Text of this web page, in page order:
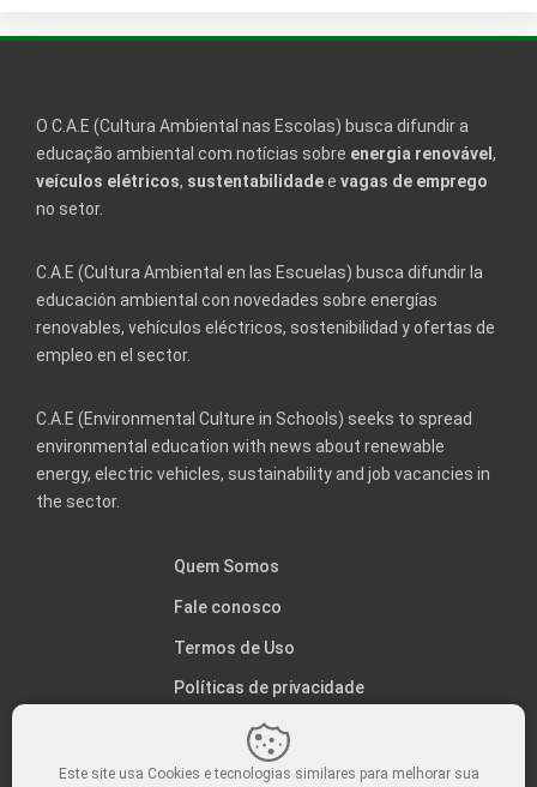
O C.A.E (Cultura Ambiental nas Escolas) busca difundir a
educação ambiental com notícias sobre energia renovável ,
veículos elétricos, sustentabilidadee vagas de emprego
no setor.
C.A.E (Cultura Ambiental en las Escuelas) busca difundir la
educación ambiental con novedades sobre energías
renovables, vehículos eléctricos, sostenibilidad y ofertas de
empleo en el sector.
C.A.E (Environmental Culture in Schools) seeks to spread
environmental education with news about renewable
energy, electric vehicles, sustainability and job vacancies in
the sector.
Quem Somos
Fale conosco
Termos de Uso
Políticas de privacidade
Este site usa Cookies e tecnologias similares para melhorar sua